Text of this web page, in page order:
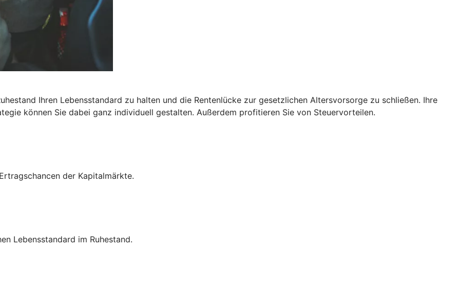
Ihren Lebensstandard zu halten und die Rentenlücke zur gesetzlichen Altersvorsorge zu schließen. Ihre
können Sie dabei ganz individuell gestalten. Außerdem profitieren Sie von Steuervorteilen.
der Kapitalmärkte.
Lebensstandard im Ruhestand.